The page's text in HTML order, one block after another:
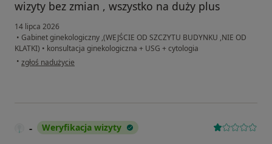
wizyty bez zmian , wszystko na duży plus
14 lipca 2026
• Gabinet ginekologiczny ,(WEJŚCIE OD SZCZYTU BUDYNKU ,NIE OD
KLATKI) • konsultacja ginekologiczna + USG + cytologia
• w opinii użytkownika ŻR
zgłoś nadużycie
- Weryfikacja wizyty